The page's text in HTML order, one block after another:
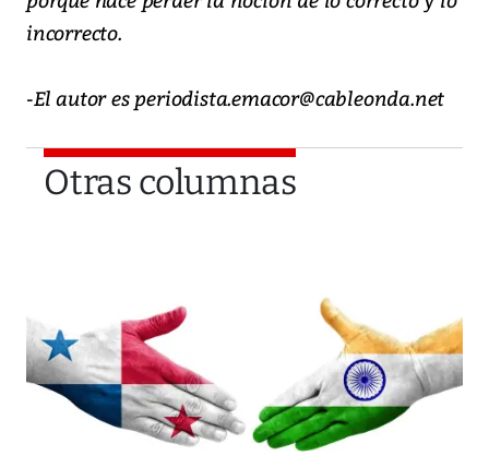
incorrecto.
-El autor es periodista.emacor@cableonda.net
Otras columnas